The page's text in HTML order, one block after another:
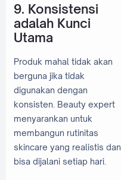
9. Konsistensi
adalah Kunci
Utama
Produk mahal tidak akan
berguna jika tidak
digunakan dengan
konsisten. Beauty expert
menyarankan untuk
membangun rutinitas
skincare yang realistis dan
bisa dijalani setiap hari.